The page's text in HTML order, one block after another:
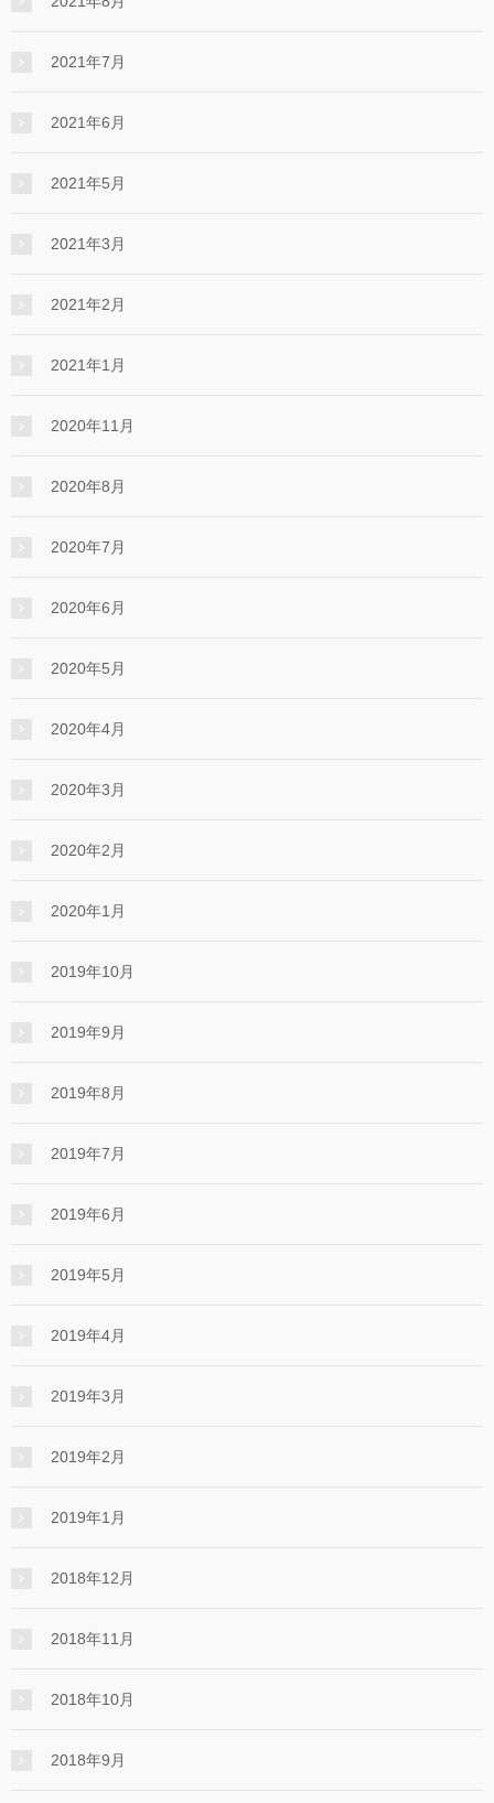
2021年7月
2021年6月
2021年5月
2021年3月
2021年2月
2021年1月
2020年11月
2020年8月
2020年7月
2020年6月
2020年5月
2020年4月
2020年3月
2020年2月
2020年1月
2019年10月
2019年9月
2019年8月
2019年7月
2019年6月
2019年5月
2019年4月
2019年3月
2019年2月
2019年1月
2018年12月
2018年11月
2018年10月
2018年9月